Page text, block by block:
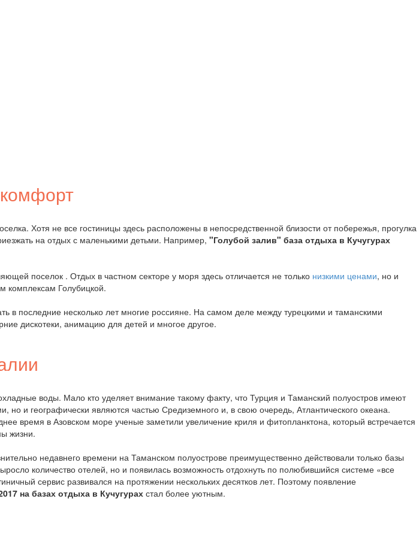
Хотя не все гостиницы здесь расположены в непосредственной близости от побережья, прогулка
на отдых с маленькими детьми. Например, "Голубой залив" база отдыха в Кучугурах
поселок . Отдых в частном секторе у моря здесь отличается не только низкими ценами, но и
комплексам Голубицкой.
в последние несколько лет многие россияне. На самом деле между турецкими и таманскими
дискотеки, анимацию для детей и многое другое.
воды. Мало кто уделяет внимание такому факту, что Турция и Таманский полуостров имеют
и географически являются частью Средиземного и, в свою очередь, Атлантического океана.
время в Азовском море ученые заметили увеличение криля и фитопланктона, который встречается
жизни.
недавнего времени на Таманском полуострове преимущественно действовали только базы
количество отелей, но и появилась возможность отдохнуть по полюбившийся системе «все
сервис развивался на протяжении нескольких десятков лет. Поэтому появление
на базах отдыха в Кучугурах стал более уютным.